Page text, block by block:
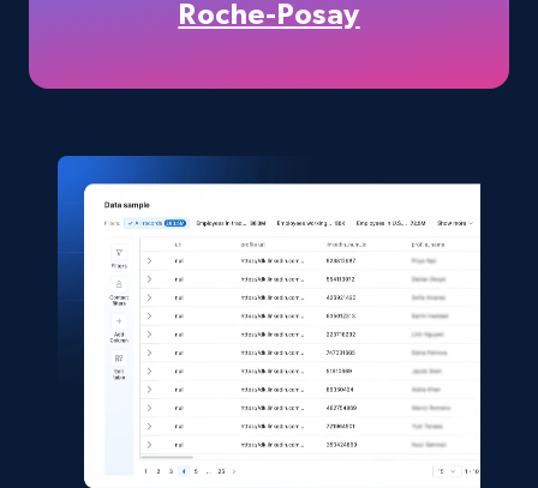
URL, Title, Available, Description, Currency, Initial
5.4K+
Shein- Products
Product name, Description, Initial price, Final
price, Currency, In stock, Color, Size, and more.
eCommerce
Roche-Posay